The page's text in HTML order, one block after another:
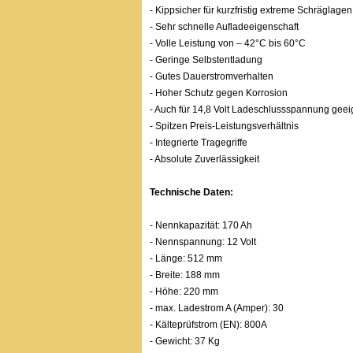
- Kippsicher für kurzfristig extreme Schräglagen
- Sehr schnelle Aufladeeigenschaft
- Volle Leistung von – 42°C bis 60°C
- Geringe Selbstentladung
- Gutes Dauerstromverhalten
- Hoher Schutz gegen Korrosion
- Auch für 14,8 Volt Ladeschlussspannung
- Spitzen Preis-Leistungsverhältnis
- Integrierte Tragegriffe
- Absolute Zuverlässigkeit
Technische Daten:
- Nennkapazität: 170 Ah
- Nennspannung: 12 Volt
- Länge: 512 mm
- Breite: 188 mm
- Höhe: 220 mm
- max. Ladestrom A (Amper): 30
- Kälteprüfstrom (EN): 800A
- Gewicht: 37 Kg